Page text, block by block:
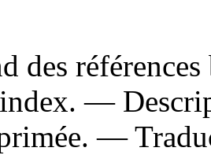
des
—
—